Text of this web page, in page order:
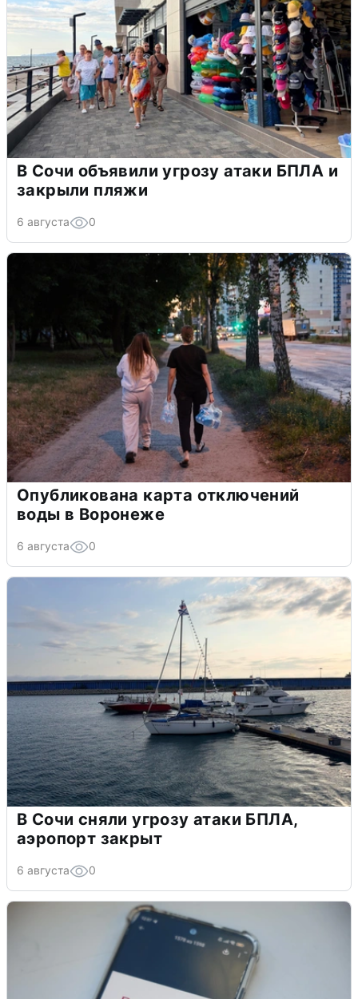
В Сочи объявили угрозу атаки БПЛА и
закрыли пляжи
6 августа 0
Опубликована карта отключений
воды в Воронеже
6 августа 0
В Сочи сняли угрозу атаки БПЛА,
аэропорт закрыт
6 августа 0